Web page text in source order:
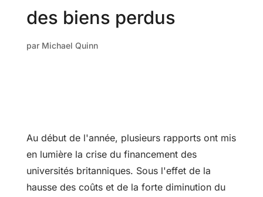
des biens perdus
par Michael Quinn
Au début de l'année, plusieurs rapports ont mis
en lumière la crise du financement des
universités britanniques. Sous l'effet de la
hausse des coûts et de la forte diminution du